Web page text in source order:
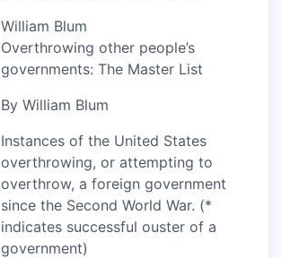
William Blum
Overthrowing other people’s
governments: The Master List
By William Blum
Instances of the United States
overthrowing, or attempting to
overthrow, a foreign government
since the Second World War. (*
indicates successful ouster of a
government)